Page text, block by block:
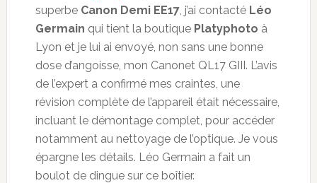
superbe Canon Demi EE17, j’ai contacté Léo
Germain qui tient la boutique Platyphoto à
Lyon et je lui ai envoyé, non sans une bonne
dose d’angoisse, mon Canonet QL17 GIII. L’avis
de l’expert a confirmé mes craintes, une
révision complète de l’appareil était nécessaire,
incluant le démontage complet, pour accéder
notamment au nettoyage de l’optique. Je vous
épargne les détails. Léo Germain a fait un
boulot de dingue sur ce boîtier.